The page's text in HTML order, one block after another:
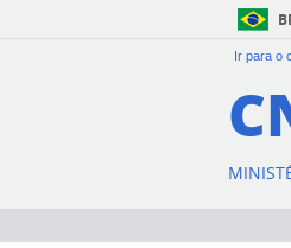
Ir para o